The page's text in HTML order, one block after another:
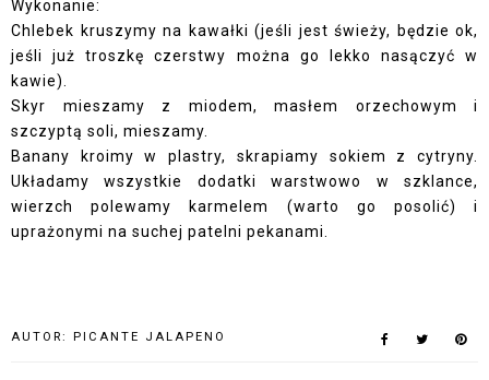
Wykonanie:
Chlebek kruszymy na kawałki (jeśli jest świeży, będzie ok,
jeśli już troszkę czerstwy można go lekko nasączyć w
kawie).
Skyr mieszamy z miodem, masłem orzechowym i
szczyptą soli, mieszamy.
Banany kroimy w plastry, skrapiamy sokiem z cytryny.
Układamy wszystkie dodatki warstwowo w szklance,
wierzch polewamy karmelem (warto go posolić) i
uprażonymi na suchej patelni pekanami.
AUTOR: PICANTE JALAPENO